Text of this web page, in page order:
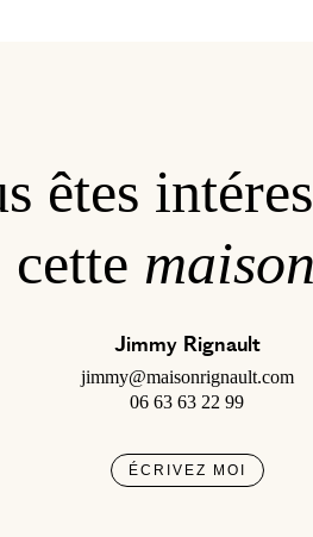
êtes
cette maison
Jimmy Rignault
jimmy@maisonrignault.com
06 63 63 22 99
ÉCRIVEZ MOI